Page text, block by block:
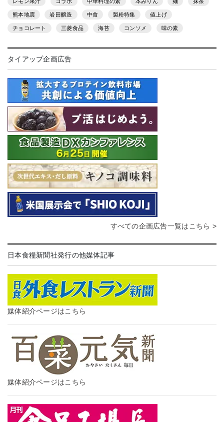
熊本地震 岩田醸造 中食 製粉特集 値上げ
チョコレート 三菱食品 海苔 コンソメ 味の素
タイアップ企画広告
すべての企画広告一覧はこちら >
日本食糧新聞社発行の他媒体記事
媒体紹介ページはこちら
媒体紹介ページはこちら